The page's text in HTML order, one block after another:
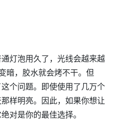
灯泡用久了，光线会越来越
暗，胶水就会烤不干。但
个问题。即使使用了几万个
样明亮。因此，如果你想让
对是你的最佳选择。